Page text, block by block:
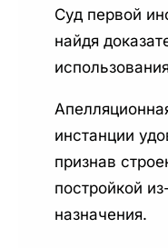
Суд первой
найдя
инстанции
признав
постройкой
назначения.